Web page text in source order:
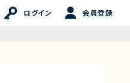
ログイン 会員登録